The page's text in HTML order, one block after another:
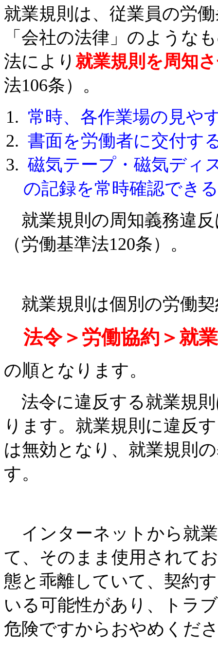
就業規則は、従業員の労
「会社の法律」のような
法により 就業規則を周知
法106条）。
常時、各作業場の見や
書面を労働者に交付す
磁気テープ・磁気ディ
の記録を常時確認でき
就業規則の周知義務違
（労働基準法120条）。
就業規則は個別の労働
法令＞労働協約＞就
の順となります。
法令に違反する就業規
ります。就業規則に違反
は無効となり、就業規則
す。
インターネットから就
て、そのまま使用されて
態と乖離していて、契約
いる可能性があり、トラ
危険ですからおやめくだ